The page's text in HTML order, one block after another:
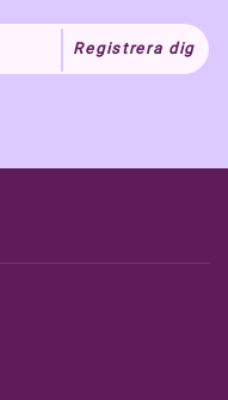
Registrera dig